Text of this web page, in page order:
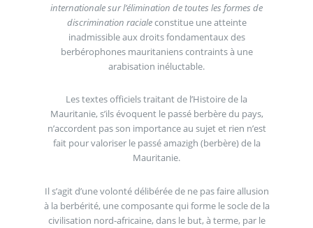
internationale sur l’élimination de toutes les formes de
discrimination racialeconstitue une atteinte
inadmissible aux droits fondamentaux des
berbérophones mauritaniens contraints à une
arabisation inéluctable.
Les textes officiels traitant de l’Histoire de la
Mauritanie, s’ils évoquent le passé berbère du pays,
n’accordent pas son importance au sujet et rien n’est
fait pour valoriser le passé amazigh (berbère) de la
Mauritanie.
Il s’agit d’une volonté délibérée de ne pas faire allusion
à la berbérité, une composante qui forme le socle de la
civilisation nord-africaine, dans le but, à terme, par le